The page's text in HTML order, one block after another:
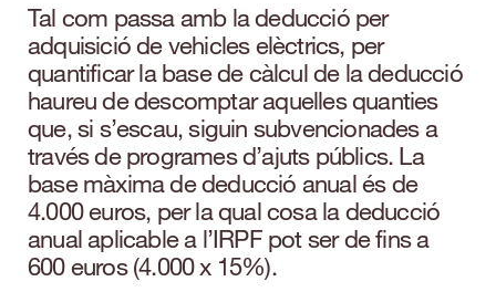
Tal com passa amb la deducció per
adquisició de vehicles elèctrics, per
quantificar la base de càlcul de la deducció
haureu de descomptar aquelles quanties
que, si s’escau, siguin subvencionades a
través de programes d’ajuts públics. La
base màxima de deducció anual és de
4.000 euros, per la qual cosa la deducció
anual aplicable a l’IRPF pot ser de fins a
600 euros (4.000 x 15%).